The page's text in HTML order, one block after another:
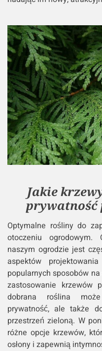
Jakie
prywatność
Optymalne rośliny do
otoczeniu ogrodowym.
naszym ogrodzie jest
aspektów
popularnych sposobów
zastosowanie krzewów
dobrana roślina
prywatność, ale także
przestrzeń zieloną. W
różne opcje krzewów,
osłony i zapewnią